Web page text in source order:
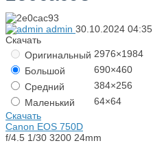
admin 30.10.2024 04:35
Скачать
Оригинальный 2976×1984
Большой
690×460
Средний
384×256
Маленький
64×64
Скачать
Canon EOS 750D
f/4.5 1/30 3200 24mm